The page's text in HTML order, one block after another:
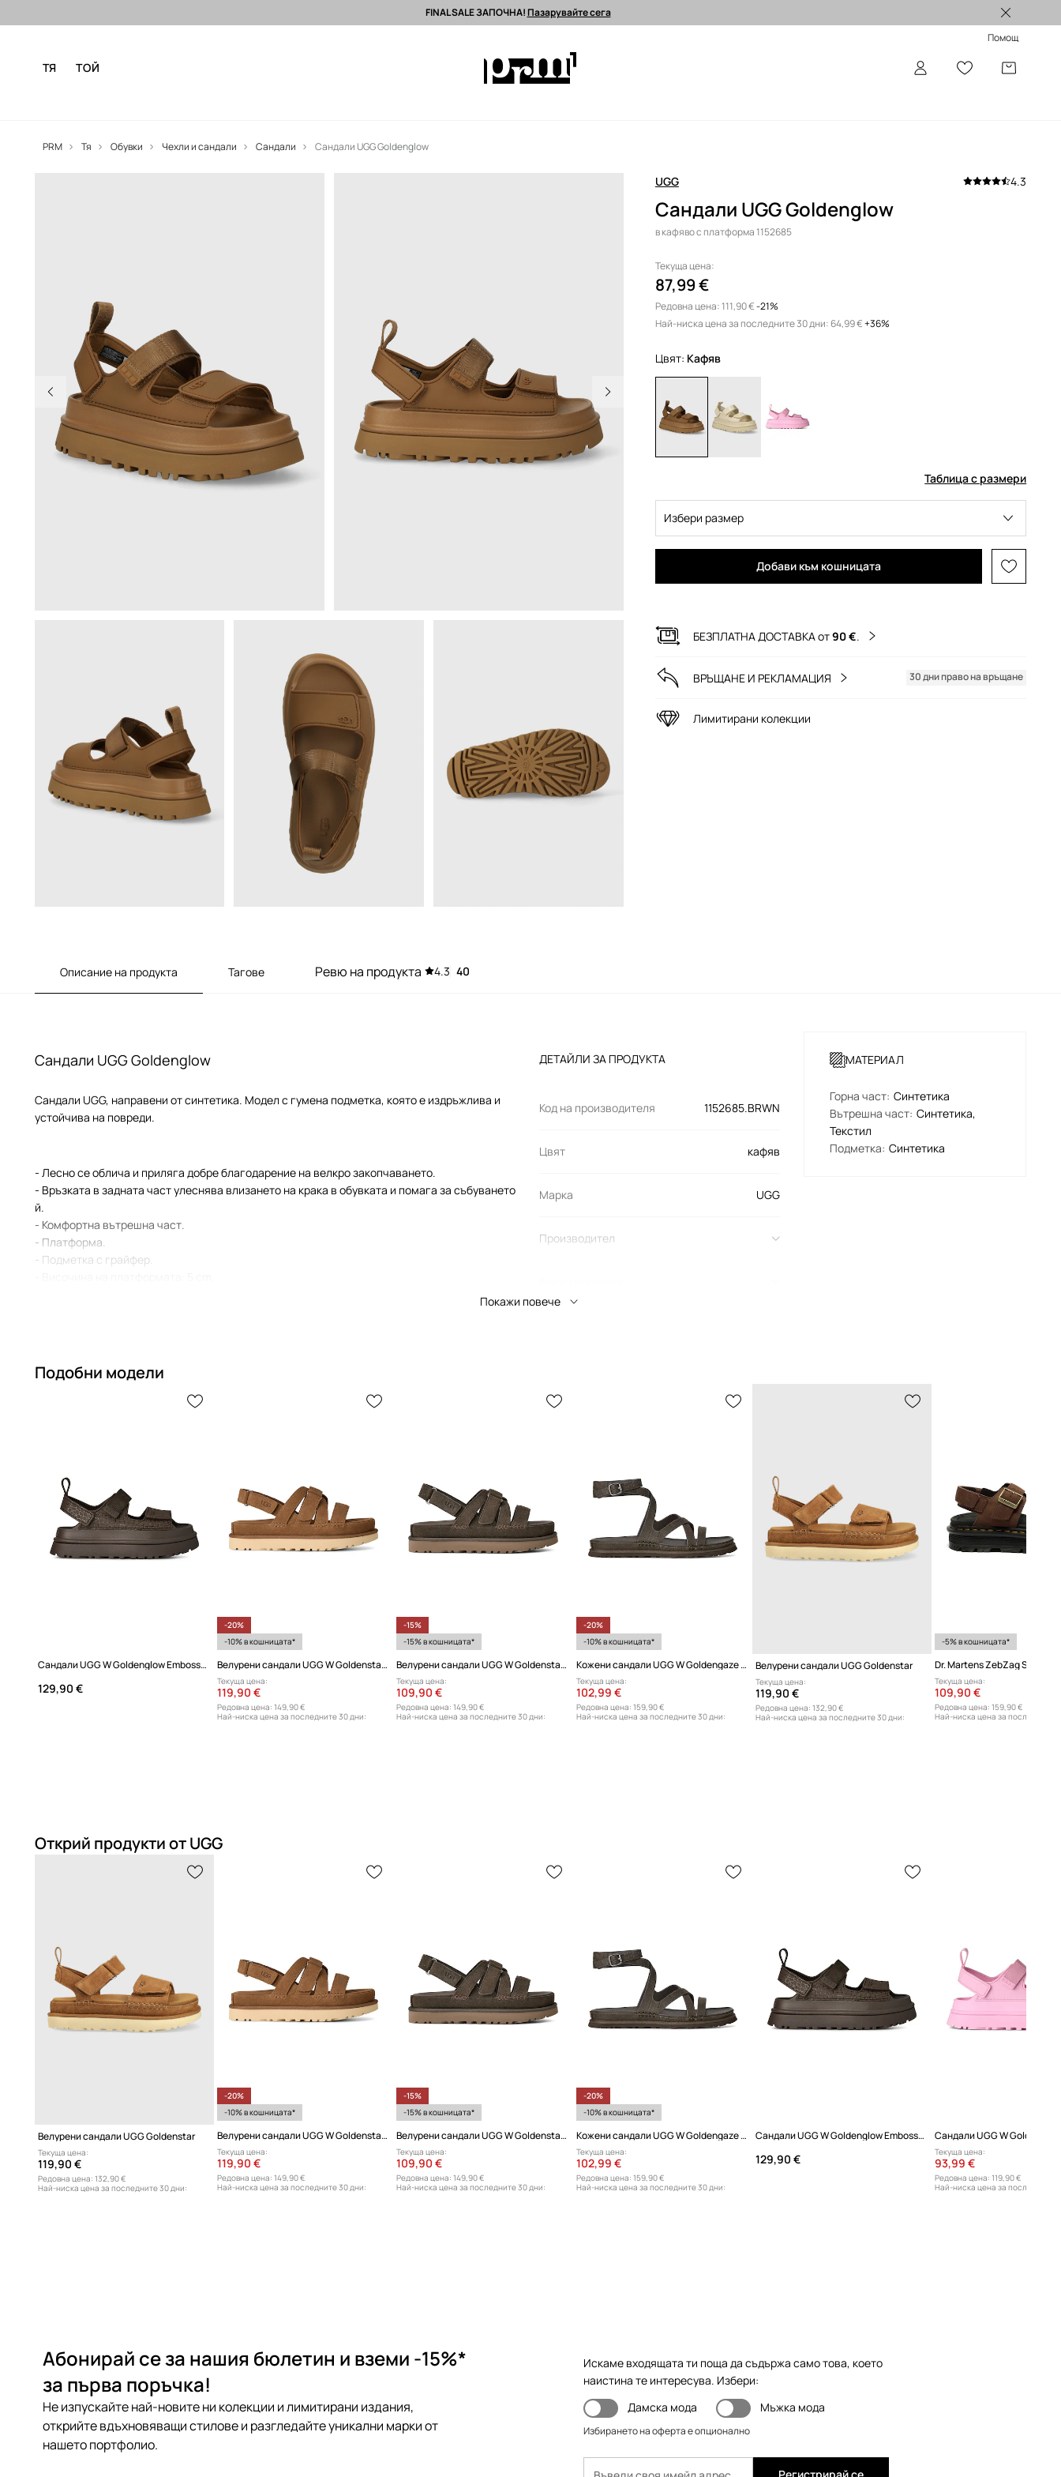
Безплатни доставка и връщане за поръчки над 90 EUR * Изпращане до 24 часа >
FINAL SALE ЗАПОЧНА!Пазарувайте сега
Помощ
ТЯ ТОЙ
PRM Тя Обувки Чехли и сандали Сандали Сандали UGG Goldenglow
UGG 4.3
Сандали UGG Goldenglow
в кафяво с платформа 1152685
Текуща цена:
87,99 €
Редовна цена:111,90 €-21%
Най-ниска цена за последните 30 дни: 64,99 € +36%
Цвят: кафяв
Таблица с размери
Избери размер
Добави към кошницата
БЕЗПЛАТНА ДОСТАВКА от90 €.
ВРЪЩАНЕ И РЕКЛАМАЦИЯ 30 дни право на връщане
Лимитирани колекции
Описание на продукта Тагове Ревю на продукта 4.3 40
Сандали UGG Goldenglow
Сандали UGG, направени от синтетика. Модел с гумена подметка, която е издръжлива и
устойчива на повреди.
- Лесно се облича и приляга добре благодарение на велкро закопчаването.
- Връзката в задната част улеснява влизането на крака в обувката и помага за събуването
й.
- Комфортна вътрешна част.
- Платформа.
- Подметка с грайфер.
ДЕТАЙЛИ ЗА ПРОДУКТА
Код на производителя 1152685.BRWN
Цвят кафяв
Марка UGG
Производител
МАТЕРИАЛ
Горна част: Синтетика
Вътрешна част: Синтетика,
Текстил
Подметка: Синтетика
Покажи повече
Подобни модели
Сандали UGG W Goldenglow Embossed
129,90 €
-20%
-10% в кошницата*
Велурени сандали UGG W Goldenstar Gleam
Текуща цена:
119,90 €
Редовна цена: 149,90 €
Най-ниска цена за последните 30 дни:
-15%
-15% в кошницата*
Велурени сандали UGG W Goldenstar Gleam
Текуща цена:
109,90 €
Редовна цена: 149,90 €
Най-ниска цена за последните 30 дни:
-20%
-10% в кошницата*
Кожени сандали UGG W Goldengaze Embossed Ankle Wrap
Текуща цена:
102,99 €
Редовна цена: 159,90 €
Най-ниска цена за последните 30 дни:
Велурени сандали UGG Goldenstar
Текуща цена:
119,90 €
Редовна цена: 132,90 €
Най-ниска цена за последните 30 дни:
-5% в кошницата*
Текуща цена:
109,90 €
Редовна цена: 159,90 €
Най-ниска цена за последните
Открий продукти от UGG
Велурени сандали UGG Goldenstar
Текуща цена:
119,90 €
Редовна цена: 132,90 €
Най-ниска цена за последните 30 дни:
-20%
-10% в кошницата*
Велурени сандали UGG W Goldenstar Gleam
Текуща цена:
119,90 €
Редовна цена: 149,90 €
Най-ниска цена за последните 30 дни:
-15%
-15% в кошницата*
Велурени сандали UGG W Goldenstar Gleam
Текуща цена:
109,90 €
Редовна цена: 149,90 €
Най-ниска цена за последните 30 дни:
-20%
-10% в кошницата*
Кожени сандали UGG W Goldengaze Embossed Ankle Wrap
Текуща цена:
102,99 €
Редовна цена: 159,90 €
Най-ниска цена за последните 30 дни:
Сандали UGG W Goldenglow Embossed
129,90 €
Сандали UGG W
Текуща цена:
93,99 €
Редовна цена: 119,90 €
Най-ниска цена за последните
Абонирай се за нашия бюлетин и вземи -15%*
за първа поръчка!
Не изпускайте най-новите ни колекции и лимитирани издания,
открийте вдъхновяващи стилове и разгледайте уникални марки от
нашето портфолио.
Искаме входящата ти поща да съдържа само това, което
наистина те интересува. Избери:
Дамска мода
Мъжка мода
Избирането на оферта е опционално